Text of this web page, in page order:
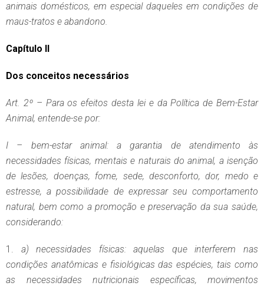
animais domésticos, em especial daqueles em condições de
maus-tratos e abandono.
Capítulo II
Dos conceitos necessários
Art. 2º – Para os efeitos desta lei e da Política de Bem-Estar
Animal, entende-se por:
I – bem-estar animal: a garantia de atendimento às
necessidades físicas, mentais e naturais do animal, a isenção
de lesões, doenças, fome, sede, desconforto, dor, medo e
estresse, a possibilidade de expressar seu comportamento
natural, bem como a promoção e preservação da sua saúde,
considerando:
a) necessidades físicas: aquelas que interferem nas
condições anatômicas e fisiológicas das espécies, tais como
as necessidades nutricionais específicas, movimentos